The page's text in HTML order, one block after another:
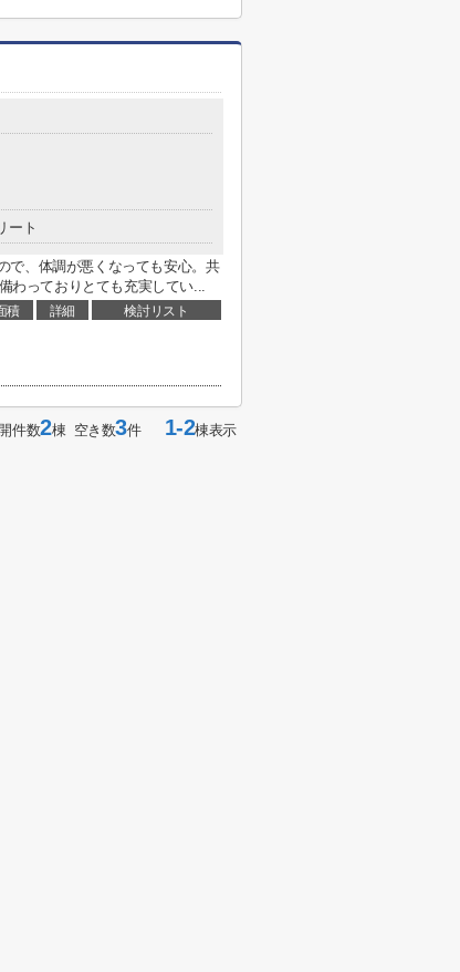
ート
で、体調が悪くなっても安心。共
わっておりとても充実してい...
積 詳細 検討リスト
件数2棟 空き数3件1-2棟表示